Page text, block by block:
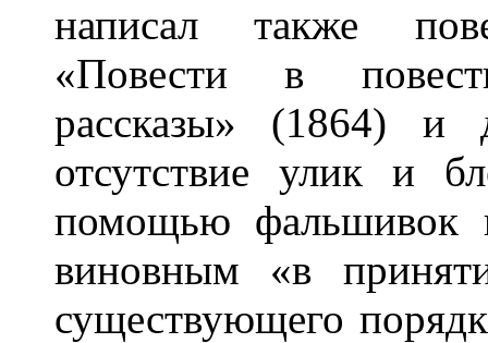
написал также
«Повести в
рассказы» (1864)
отсутствие улик и
помощью фальшивок
виновным «в
существующего